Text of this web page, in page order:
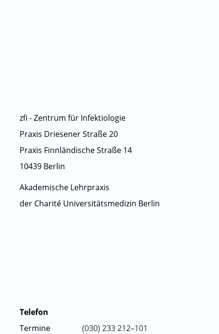
zfi - Zentrum für Infektiologie
Praxis Driesener Straße 20
Praxis Finnländische Straße 14
10439 Berlin
Akademische Lehrpraxis
der Charité Universitätsmedizin Berlin
Telefon
Termine
(030) 233 212–101